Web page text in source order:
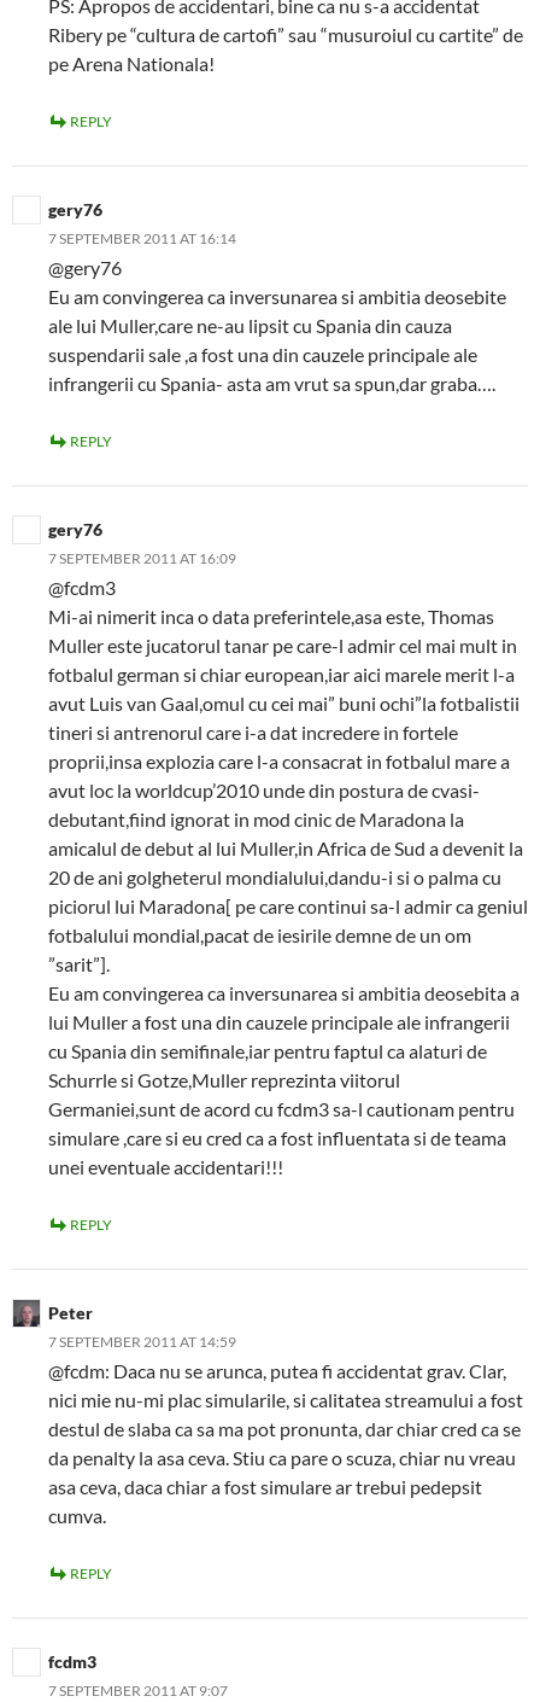
PS: Apropos de accidentari, bine ca nu s-a accidentat
Ribery pe “cultura de cartofi” sau “musuroiul cu cartite” de
pe Arena Nationala!
REPLY
gery76
7 SEPTEMBER 2011 AT 16:14
@gery76
Eu am convingerea ca inversunarea si ambitia deosebite
ale lui Muller,care ne-au lipsit cu Spania din cauza
suspendarii sale ,a fost una din cauzele principale ale
infrangerii cu Spania- asta am vrut sa spun,dar graba….
REPLY
gery76
7 SEPTEMBER 2011 AT 16:09
@fcdm3
Mi-ai nimerit inca o data preferintele,asa este, Thomas
Muller este jucatorul tanar pe care-l admir cel mai mult in
fotbalul german si chiar european,iar aici marele merit l-a
avut Luis van Gaal,omul cu cei mai” buni ochi”la fotbalistii
tineri si antrenorul care i-a dat incredere in fortele
proprii,insa explozia care l-a consacrat in fotbalul mare a
avut loc la worldcup’2010 unde din postura de cvasi-
debutant,fiind ignorat in mod cinic de Maradona la
amicalul de debut al lui Muller,in Africa de Sud a devenit la
20 de ani golgheterul mondialului,dandu-i si o palma cu
piciorul lui Maradona[ pe care continui sa-l admir ca geniul
fotbalului mondial,pacat de iesirile demne de un om
”sarit”].
Eu am convingerea ca inversunarea si ambitia deosebita a
lui Muller a fost una din cauzele principale ale infrangerii
cu Spania din semifinale,iar pentru faptul ca alaturi de
Schurrle si Gotze,Muller reprezinta viitorul
Germaniei,sunt de acord cu fcdm3 sa-l cautionam pentru
simulare ,care si eu cred ca a fost influentata si de teama
unei eventuale accidentari!!!
REPLY
Peter
7 SEPTEMBER 2011 AT 14:59
@fcdm: Daca nu se arunca, putea fi accidentat grav. Clar,
nici mie nu-mi plac simularile, si calitatea streamului a fost
destul de slaba ca sa ma pot pronunta, dar chiar cred ca se
da penalty la asa ceva. Stiu ca pare o scuza, chiar nu vreau
asa ceva, daca chiar a fost simulare ar trebui pedepsit
cumva.
REPLY
fcdm3
7 SEPTEMBER 2011 AT 9:07